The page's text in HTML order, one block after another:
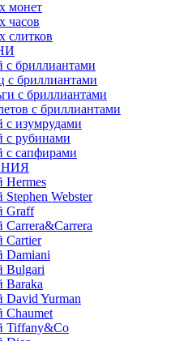
монет
часов
слитков
бриллиантами
с бриллиантами
с бриллиантами
с бриллиантами
изумрудами
с рубинами
с сапфирами
Hermes
Webster
Graff
Cartier
Damiani
Bulgari
Baraka
Yurman
Chaumet
Tiffany&Co